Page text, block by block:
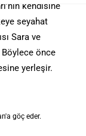
kendisine
seyahat
Sara ve
önce
yerleşir.
göç eder.